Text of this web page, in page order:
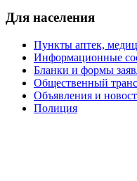
Для населения
Пункты аптек,
Информационные
Бланки и формы
Общественный
Объявления и
Полиция